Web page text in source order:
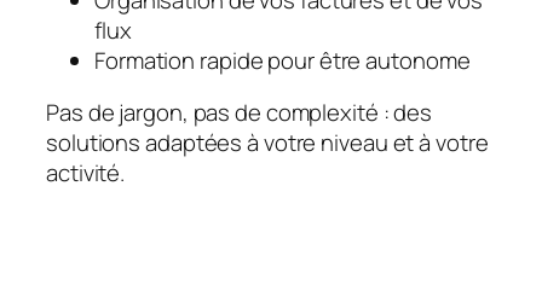
flux
Formation rapide pour être autonome
Pas de jargon, pas de complexité : des
solutions adaptées à votre niveau et à votre
activité.